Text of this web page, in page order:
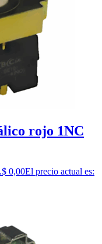
rojo 1NC
$ 0,00El precio actual es: